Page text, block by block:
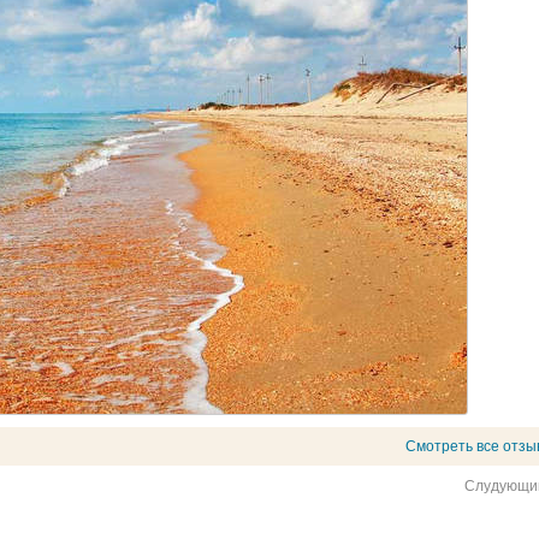
Смотреть все